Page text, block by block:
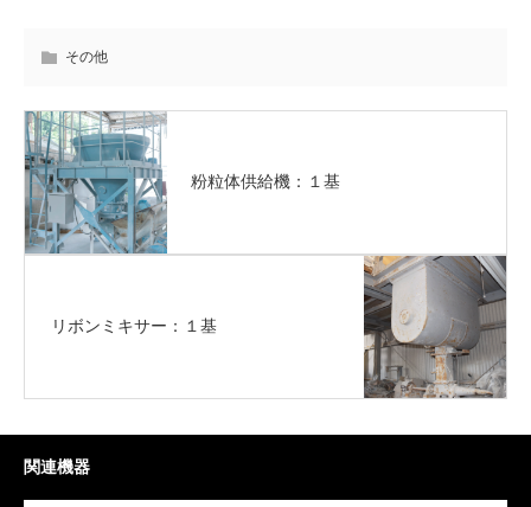
その他
粉粒体供給機：１基
リボンミキサー：１基
関連機器